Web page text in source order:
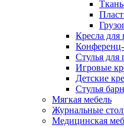
Кресла для
Конференц-
Стулья для
Игровые
Детские
Стулья
Мягкая мебель
Журнальные
Медицинская